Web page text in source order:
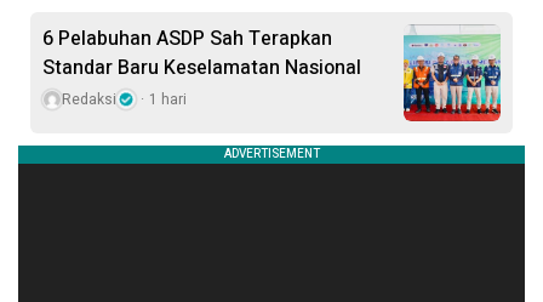
6 Pelabuhan ASDP Sah Terapkan
Standar Baru Keselamatan Nasional
Redaksi 1 hari